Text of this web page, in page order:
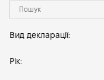
Вид декларації:
Рік: